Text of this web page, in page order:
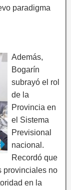
paradigma
Además,
Bogarín
subrayó el rol
de la
Provincia en
el Sistema
Previsional
nacional.
Recordó que
provinciales no
en la